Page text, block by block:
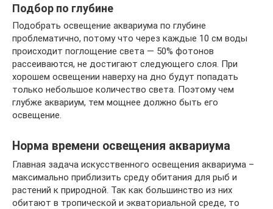
Подбор по глубине
Подобрать освещение аквариума по глубине
проблематично, потому что через каждые 10 см воды
происходит поглощение света — 50% фотонов
рассеиваются, не достигают следующего слоя. При
хорошем освещении наверху на дно будут попадать
только небольшое количество света. Поэтому чем
глубже аквариум, тем мощнее должно быть его
освещение.
Норма времени освещения аквариума
Главная задача искусственного освещения аквариума –
максимально приблизить среду обитания для рыб и
растений к природной. Так как большинство из них
обитают в тропической и экваториальной среде, то